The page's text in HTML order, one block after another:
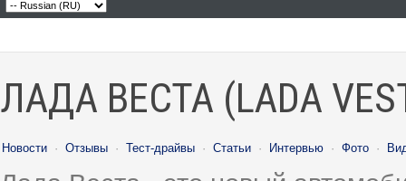
ЛАДА ВЕСТА (LADA
Новости · Отзывы · Тест-драйвы · Статьи · Интервью · Фото ·